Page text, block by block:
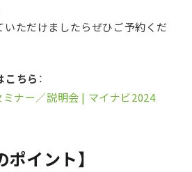
ただけましたらぜひご予約くだ
こちら ：
ナー／説明会 | マイナビ2024
ポイント】